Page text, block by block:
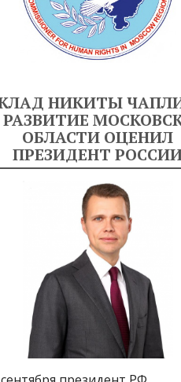
НИКИТЫ
РАЗВИТИЕ
ОБЛАСТИ ОЦЕНИЛ
ПРЕЗИДЕНТ